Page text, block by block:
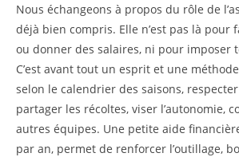
Nous échangeons à propos du rôle de
déjà bien compris. Elle n’est pas là pour
ou donner des salaires, ni pour imposer
C’est avant tout un esprit et une
selon le calendrier des saisons,
partager les récoltes, viser l’autonomie,
autres équipes. Une petite aide
par an, permet de renforcer l’outillage,